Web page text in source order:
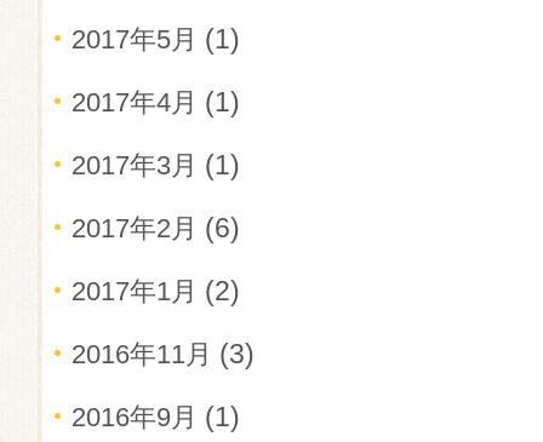
2017年5月 (1)
2017年4月 (1)
2017年3月 (1)
2017年2月 (6)
2017年1月 (2)
2016年11月 (3)
2016年9月 (1)